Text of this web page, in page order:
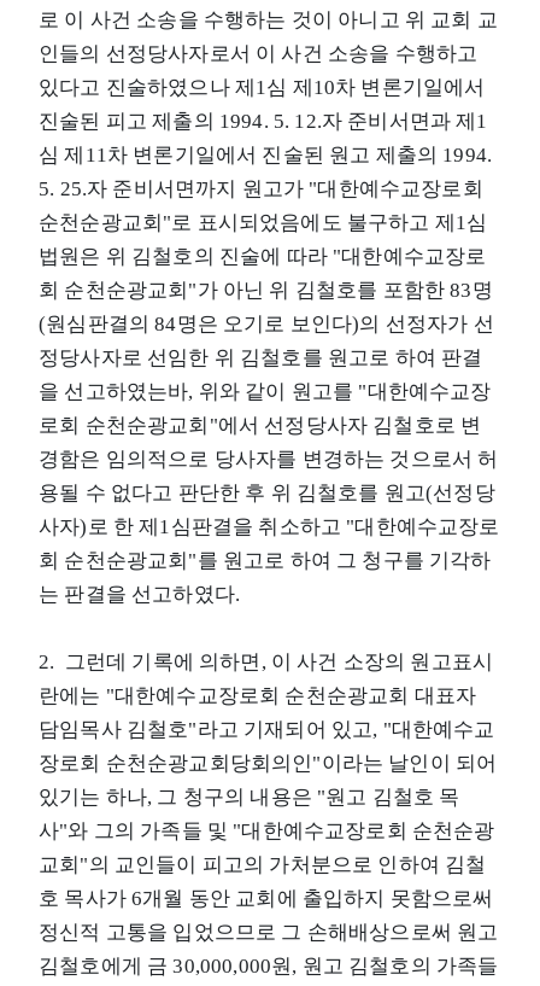
로 이 사건 소송을 수행하는 것이 아니고 위 교회 교
인들의 선정당사자로서 이 사건 소송을 수행하고
있다고 진술하였으나 제1심 제10차 변론기일에서
진술된 피고 제출의 1994. 5. 12.자 준비서면과 제1
심 제11차 변론기일에서 진술된 원고 제출의 1994.
5. 25.자 준비서면까지 원고가 "대한예수교장로회
순천순광교회"로 표시되었음에도 불구하고 제1심
법원은 위 김철호의 진술에 따라 "대한예수교장로
회 순천순광교회"가 아닌 위 김철호를 포함한 83명
(원심판결의 84명은 오기로 보인다)의 선정자가 선
정당사자로 선임한 위 김철호를 원고로 하여 판결
을 선고하였는바, 위와 같이 원고를 "대한예수교장
로회 순천순광교회"에서 선정당사자 김철호로 변
경함은 임의적으로 당사자를 변경하는 것으로서 허
용될 수 없다고 판단한 후 위 김철호를 원고(선정당
사자)로 한 제1심판결을 취소하고 "대한예수교장로
회 순천순광교회"를 원고로 하여 그 청구를 기각하
는 판결을 선고하였다.
2. 그런데 기록에 의하면, 이 사건 소장의 원고표시
란에는 "대한예수교장로회 순천순광교회 대표자
담임목사 김철호"라고 기재되어 있고, "대한예수교
장로회 순천순광교회당회의인"이라는 날인이 되어
있기는 하나, 그 청구의 내용은 "원고 김철호 목
사"와 그의 가족들 및 "대한예수교장로회 순천순광
교회"의 교인들이 피고의 가처분으로 인하여 김철
호 목사가 6개월 동안 교회에 출입하지 못함으로써
정신적 고통을 입었으므로 그 손해배상으로써 원고
김철호에게 금 30,000,000원, 원고 김철호의 가족들